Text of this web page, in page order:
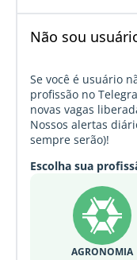
Não sou
Se você é usuário
profissão no
novas vagas
Nossos alertas
sempre serão)!
Escolha sua
AGRONOMIA